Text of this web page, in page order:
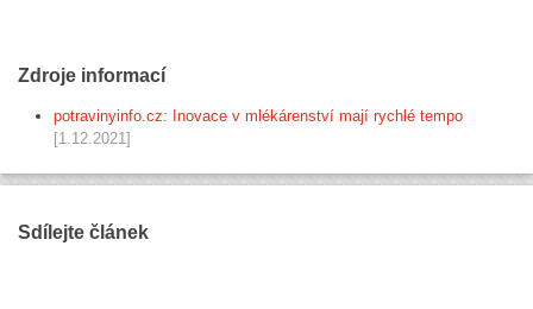
Zdroje informací
potravinyinfo.cz: Inovace v mlékárenství mají rychlé tempo
[1.12.2021]
Sdílejte článek